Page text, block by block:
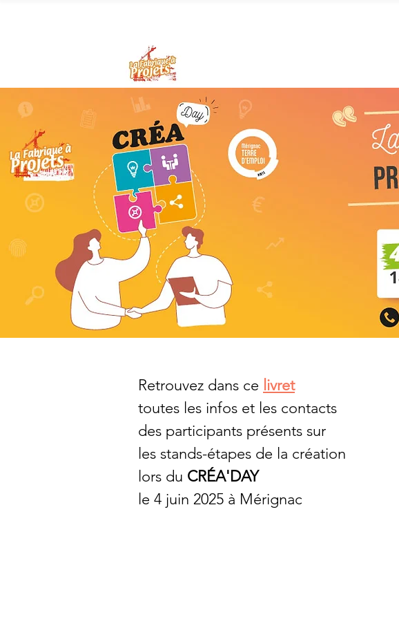
Retrouvez dans ce livret
toutes les infos et les contacts
des participants présents sur
les stands-étapes de la création
lors du CRÉA'DAY
le 4 juin 2025 à Mérignac